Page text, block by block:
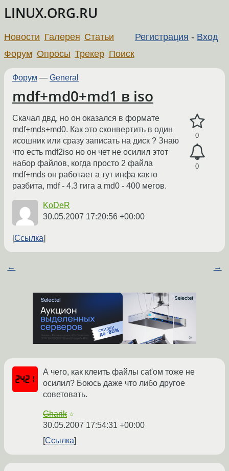
LINUX.ORG.RU
Регистрация - Вход
Новости Галерея Статьи
Форум Опросы Трекер Поиск
Форум — General
mdf+md0+md1 в iso
0
0
Скачал двд, но он оказался в формате
mdf+mds+md0. Как это сконвертить в один
исошник или сразу записать на диск ? Знаю
что есть mdf2iso но он чет не осилил этот
набор файлов, когда просто 2 файла
mdf+mds он работает а тут инфа както
разбита, mdf - 4.3 гига а md0 - 400 мегов.
KoDeR
30.05.2007 17:20:56 +00:00
Ссылка
← →
А чего, как клеить файлы cat'ом тоже не
осилил? Боюсь даже что либо другое
советовать.
Gharik ☆
30.05.2007 17:54:31 +00:00
Ссылка